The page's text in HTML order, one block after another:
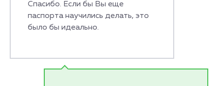
Спасибо. Если бы Вы еще
паспорта научились делать, это
было бы идеально.